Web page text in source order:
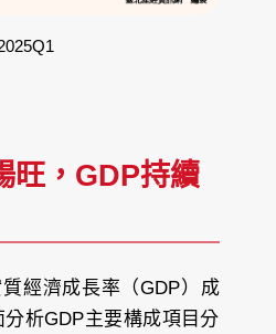
旺，GDP持續
經濟成長率（GDP）成
析GDP主要構成項目分